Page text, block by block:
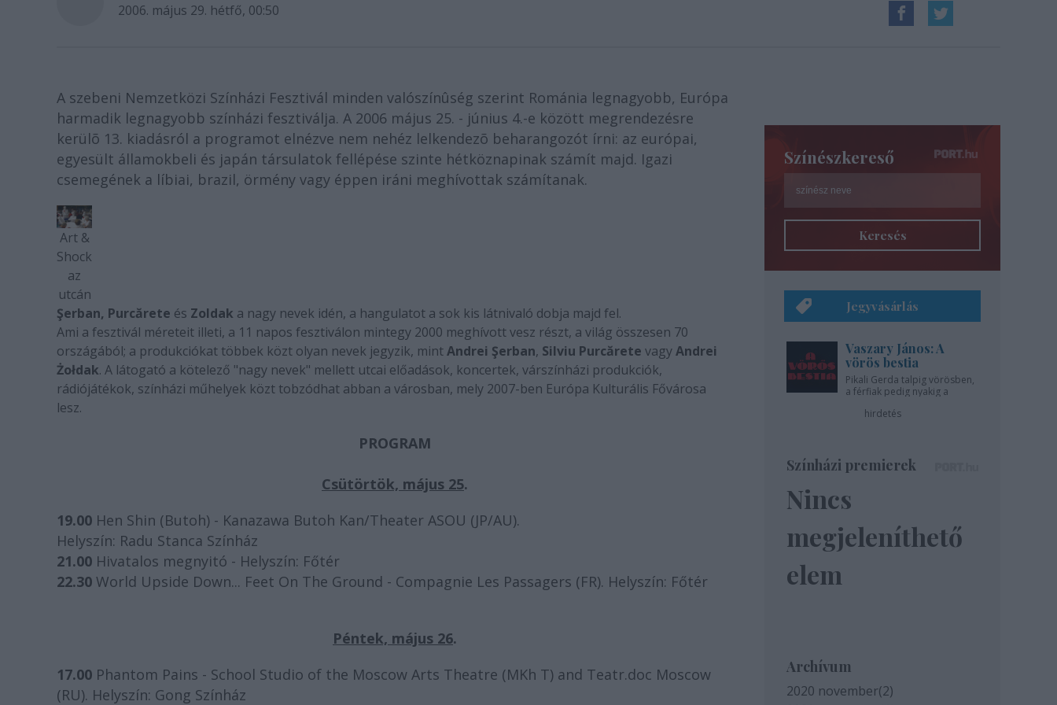
2006. május 29. hétfő, 00:50
A szebeni Nemzetközi Színházi Fesztivál minden valószínûség szerint Románia legnagyobb, Európa
harmadik legnagyobb színházi fesztiválja. A 2006 május 25. - június 4.-e között megrendezésre
kerülõ 13. kiadásról a programot elnézve nem nehéz lelkendezõ beharangozót írni: az európai,
egyesült államokbeli és japán társulatok fellépése szinte hétköznapinak számít majd. Igazi
csemegének a líbiai, brazil, örmény vagy éppen iráni meghívottak számítanak.
Art &
Shock
az
utcán
Şerban, Purcărete és Zoldak a nagy nevek idén, a hangulatot a sok kis látnivaló dobja majd fel.
Ami a fesztivál méreteit illeti, a 11 napos fesztiválon mintegy 2000 meghívott vesz részt, a világ összesen 70
országából; a produkciókat többek közt olyan nevek jegyzik, mintAndrei Şerban, Silviu Purcărete vagyAndrei
Żołdak. A látogató a kötelező "nagy nevek" mellett utcai előadások, koncertek, várszínházi produkciók,
rádiójátékok, színházi műhelyek közt tobzódhat abban a városban, mely 2007-ben Európa Kulturális Fővárosa
lesz.
PROGRAM
Csütörtök, május 25.
19.00 Hen Shin (Butoh) - Kanazawa Butoh Kan/Theater ASOU (JP/AU).
Helyszín: Radu Stanca Színház
21.00 Hivatalos megnyitó - Helyszín: Főtér
22.30 World Upside Down... Feet On The Ground - Compagnie Les Passagers (FR). Helyszín: Főtér
Péntek, május 26.
17.00 Phantom Pains - School Studio of the Moscow Arts Theatre (MKh T) and Teatr.doc Moscow
(RU). Helyszín: Gong Színház
Színészkereső
Keresés
Jegyvásárlás
Vaszary János: A
vörös bestia
Pikali Gerda talpig vörösben,
a férfiak pedig nyakig a
hirdetés
Színházi premierek
Nincs
megjeleníthető
elem
Archívum
2020 november(2)